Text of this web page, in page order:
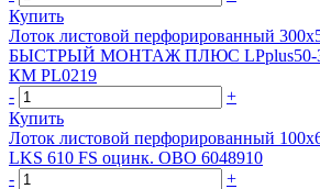
Купить
Лоток листовой перфорированный
БЫСТРЫЙ МОНТАЖ ПЛЮС LPplus50-
КМ PL0219
-
+
Купить
Лоток листовой перфорированный
LKS 610 FS оцинк. OBO 6048910
-
+